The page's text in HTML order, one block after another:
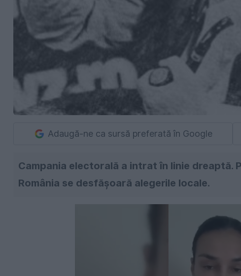
Adaugă-ne ca sursă preferată în Google
Campania electorală a intrat în linie dreaptă.
România se desfășoară alegerile locale.